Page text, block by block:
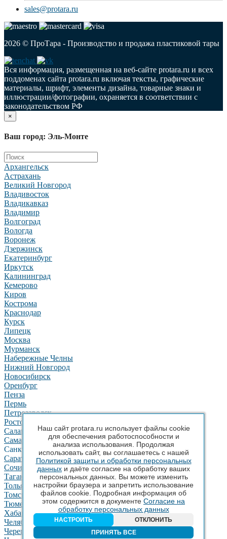
sales@protara.ru
2026 © ПроТара - Производство и продажа пластиковой тары
Вся информация, размещенная на веб-сайте protara.ru и всех
поддоменах сайта protara.ru включая тексты, графические
материалы, шрифт, элементы дизайна, товарные знаки и
иллюстрации/фотографии, охраняется в соответствии с
законодательством РФ
Наш сайт protara.ru использует файлы cookie
для обеспечения работоспособности и
анализа использования. Продолжая
использовать сайт, вы соглашаетесь с нашей
Политикой защиты и обработки персональных
данных и даёте согласие на обработку ваших
персональных данных. Вы можете изменить
настройки браузера и запретить использование
файлов cookie. Подробная информация об
этом содержится в документе Согласие на
обработку персональных данных
НАСТРОИТЬ
ОТКЛОНИТЬ
ПРИНЯТЬ ВСЕ
×
Ваш город: Эль-Монте
Архангельск
Астрахань
Великий Новгород
Владивосток
Владикавказ
Владимир
Волгоград
Вологда
Воронеж
Дзержинск
Екатеринбург
Иркутск
Калининград
Кемерово
Киров
Кострома
Краснодар
Курск
Липецк
Москва
Мурманск
Набережные Челны
Нижний Новгород
Новосибирск
Оренбург
Пенза
Пермь
Петрозаводск
Ростов-на-Дону
Салават
Самара
Санкт-Петербург
Саратов
Сочи
Таганрог
Тольятти
Томск
Тюмень
Хабаровск
Челябинск
Череповец